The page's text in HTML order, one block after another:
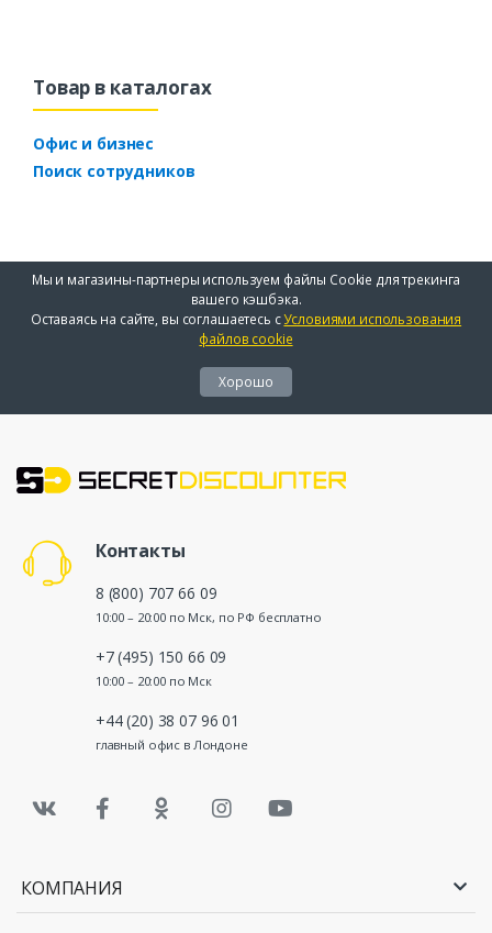
Товар в каталогах
Офис и бизнес
Поиск сотрудников
Мы и магазины-партнеры используем файлы Cookie для трекинга
вашего кэшбэка.
Оставаясь на сайте, вы соглашаетесь сУсловиями использования
файлов cookie
Хорошо
Контакты
8 (800) 707 66 09
10:00 – 20:00 по Мск, по РФ бесплатно
+7 (495) 150 66 09
10:00 – 20:00 по Мск
+44 (20) 38 07 96 01
главный офис в Лондоне
КОМПАНИЯ